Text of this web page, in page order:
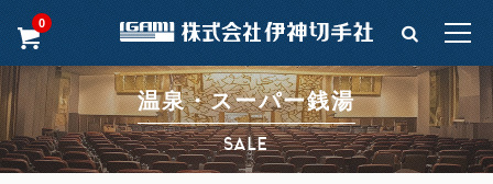
0
温泉・スーパー銭湯
SALE